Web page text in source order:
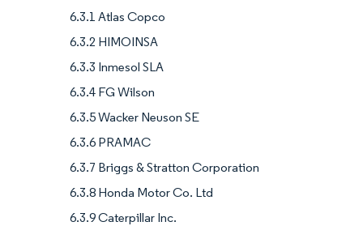
6.3.1 Atlas Copco
6.3.2 HIMOINSA
6.3.3 Inmesol SLA
6.3.4 FG Wilson
6.3.5 Wacker Neuson SE
6.3.6 PRAMAC
6.3.7 Briggs & Stratton Corporation
6.3.8 Honda Motor Co. Ltd
6.3.9 Caterpillar Inc.